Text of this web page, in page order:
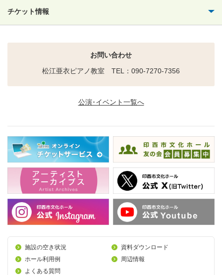
チケット情報
お問い合わせ
松江亜衣ピアノ教室 TEL：090-7270-7356
公演･イベント一覧へ
施設の空き状況
資料ダウンロード
ホール利用例
周辺情報
よくある質問